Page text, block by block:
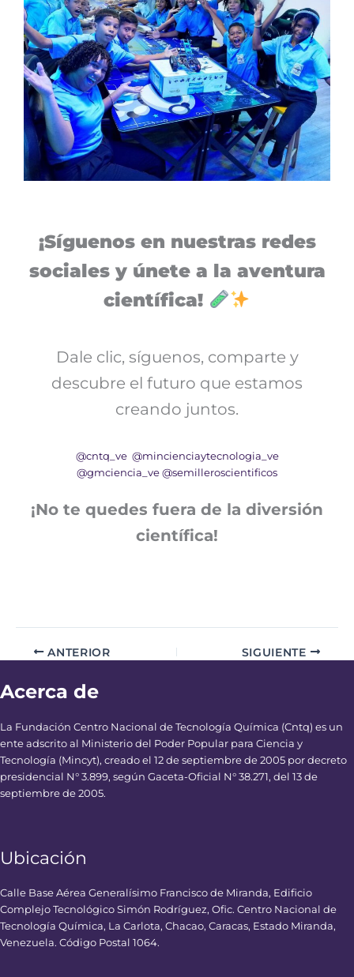
¡Síguenos en nuestras redes
sociales y únete a la aventura
científica!
Dale clic, síguenos, comparte y
descubre el futuro que estamos
creando juntos.
@cntq_ve @mincienciaytecnologia_ve
@gmciencia_ve @semilleroscientificos
¡No te quedes fuera de la diversión
científica!
ANTERIOR SIGUIENTE
Acerca de
La Fundación Centro Nacional de Tecnología Química (Cntq) es un
ente adscrito al Ministerio del Poder Popular para Ciencia y
Tecnología (Mincyt), creado el 12 de septiembre de 2005 por decreto
presidencial N° 3.899, según Gaceta-Oficial N° 38.271, del 13 de
septiembre de 2005.
Ubicación
Calle Base Aérea Generalísimo Francisco de Miranda, Edificio
Complejo Tecnológico Simón Rodríguez, Ofic. Centro Nacional de
Tecnología Química, La Carlota, Chacao, Caracas, Estado Miranda,
Venezuela. Código Postal 1064.